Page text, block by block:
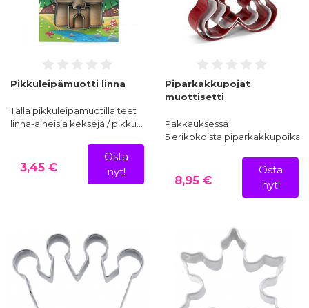
Pikkuleipämuotti linna
Tällä pikkuleipämuotilla teet
linna-aiheisia keksejä / pikku…
3,45 €
Osta
nyt!
Piparkakkupojat
muottisetti
Pakkauksessa
5 erikokoista
8,95 €
Osta
nyt!